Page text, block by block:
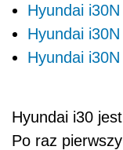
Hyundai
Hyundai
Hyundai
Hyundai i30
Po raz